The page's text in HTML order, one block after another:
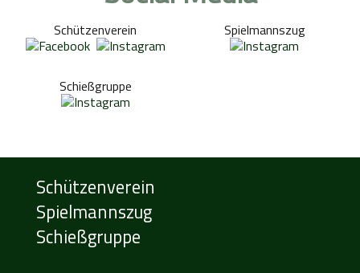
Schützenverein Spielmannszug
Schießgruppe
Schützenverein
Spielmannszug
Schießgruppe